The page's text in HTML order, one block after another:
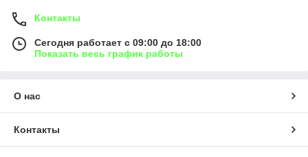
Контакты
Сегодня работает с 09:00 до 18:00
Показать весь график работы
О нас
Контакты